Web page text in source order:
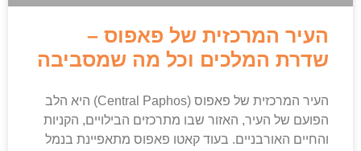
העיר המרכזית של פאפוס –
שדרת המלכים וכל מה שמסביבה
העיר המרכזית של פאפוס (Central Paphos) היא הלב
הפועם של העיר, האזור שבו מתרכזים הבילויים, הקניות
והחיים האורבניים. בעוד קאטו פאפוס מתאפיינת בנמל